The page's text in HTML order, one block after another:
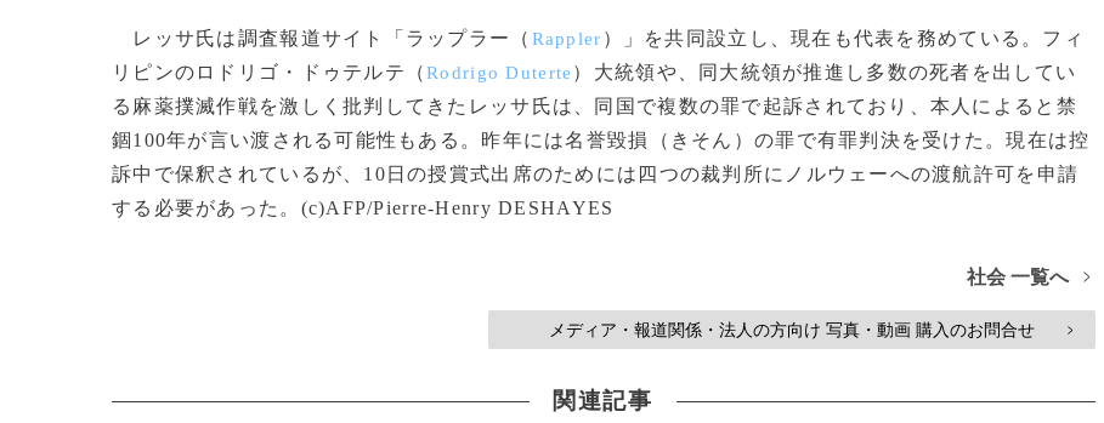
レッサ氏は調査報道サイト「ラップラー（ Rappler ）」を共同設立し、現在も代表を務めている。フィ
リピンのロドリゴ・ドゥテルテ（Rodrigo Duterte ）大統領や、同大統領が推進し多数の死者を出してい
る麻薬撲滅作戦を激しく批判してきたレッサ氏は、同国で複数の罪で起訴されており、本人によると禁
錮100年が言い渡される可能性もある。昨年には名誉毀損（きそん）の罪で有罪判決を受けた。現在は控
訴中で保釈されているが、10日の授賞式出席のためには四つの裁判所にノルウェーへの渡航許可を申請
する必要があった。(c)AFP/Pierre-Henry DESHAYES
社会 一覧へ >
メディア・報道関係・法人の方向け 写真・動画 購入のお問合せ >
関連記事